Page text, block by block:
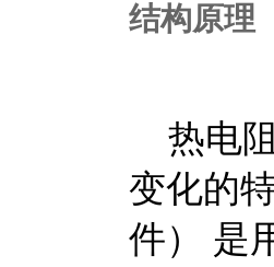
结构原理
热电阻
变化的
件） 是